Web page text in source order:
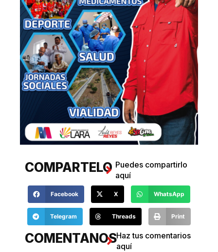
COMPARTELO Puedes compartirlo
aquí
Facebook X WhatsApp
Telegram Threads Print
COMENTANOSHaz tus comentarios
aquí